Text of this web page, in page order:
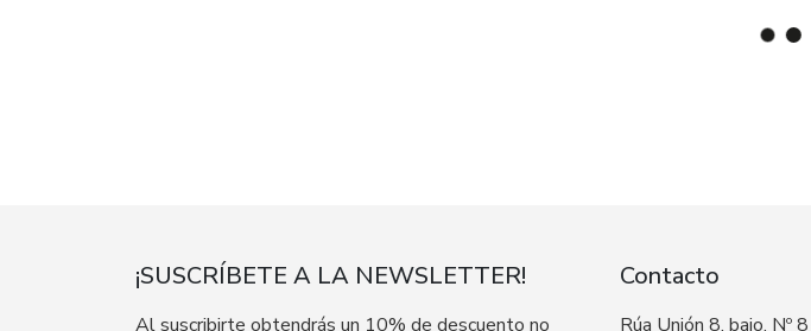
¡SUSCRÍBETE A LA NEWSLETTER!
Al suscribirte obtendrás un 10% de descuento no
Contacto
Rúa Unión 8, bajo, Nº 8